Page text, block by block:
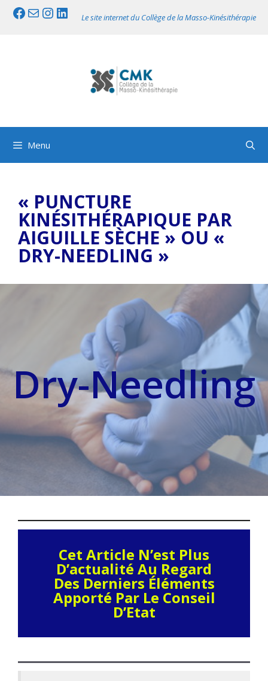
AllerFacebook
MailInstagram
LinkedIn
Le site internet du Collège de la Masso-Kinésithérapie
Menu
« PUNCTURE
KINÉSITHÉRAPIQUE PAR
AIGUILLE SÈCHE » OU «
DRY-NEEDLING »
Dry-Needling
Cet Article N’est Plus
D’actualité Au Regard
Des Derniers Éléments
Apporté Par Le Conseil
D’Etat